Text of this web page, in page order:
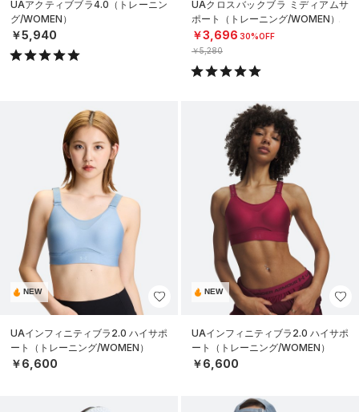
UAアクティブブラ4.0（トレーニン
グ/WOMEN）
￥5,940
UAクロスバックブラ ミディアムサ
ポート（トレーニング/WOMEN）
￥3,696 30%OFF
￥5,280
NEW
UAインフィニティブラ2.0 ハイサポ
ート（トレーニング/WOMEN）
￥6,600
NEW
UAインフィニティブラ2.0 ハイサポ
ート（トレーニング/WOMEN）
￥6,600